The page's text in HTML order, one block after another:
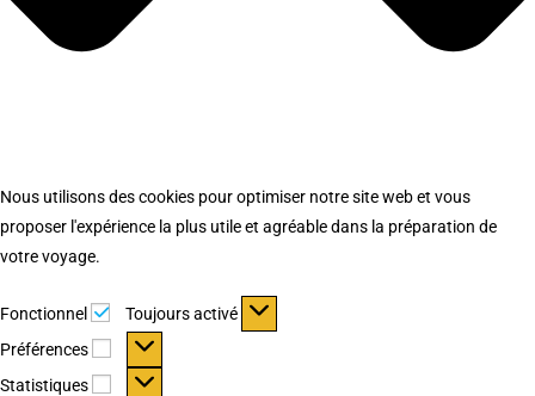
Nous utilisons des cookies pour optimiser notre site web et vous
proposer l'expérience la plus utile et agréable dans la préparation de
votre voyage.
Fonctionnel Fonctionnel
Toujours activé
Préférences
Préférences
Statistiques Statistiques